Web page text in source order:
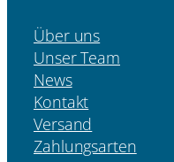
Über uns
Unser Team
News
Kontakt
Versand
Zahlungsarten